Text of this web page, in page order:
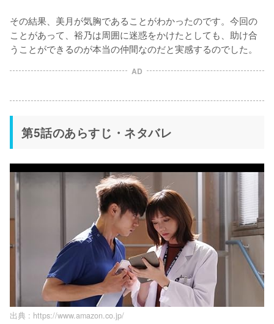
その結果、美月が気胸であることがわかったのです。今回の
ことがあって、裕乃は周囲に迷惑をかけたとしても、助け合
うことができるのが本当の仲間なのだと実感するのでした。
AD
第5話のあらすじ・ネタバレ
出典 : https://www.amazon.co.jp/